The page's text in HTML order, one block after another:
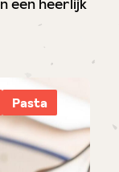
Pasta